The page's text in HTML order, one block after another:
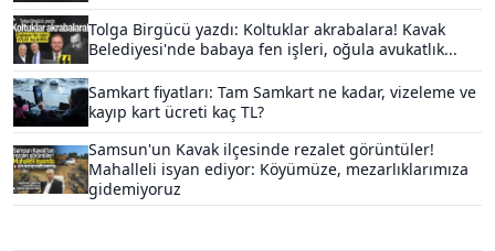
Tolga Birgücü yazdı: Koltuklar akrabalara! Kavak
Belediyesi'nde babaya fen işleri, oğula avukatlık...
Samkart fiyatları: Tam Samkart ne kadar, vizeleme ve
kayıp kart ücreti kaç TL?
Samsun'un Kavak ilçesinde rezalet görüntüler!
Mahalleli isyan ediyor: Köyümüze, mezarlıklarımıza
gidemiyoruz